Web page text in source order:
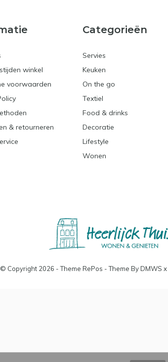
winkel
voorwaarden
& retourneren
Categorieën
Servies
Keuken
On the go
Textiel
Food & drinks
Decoratie
Lifestyle
Wonen
© Copyright 2026 - Theme RePos - Theme ByDMWS x